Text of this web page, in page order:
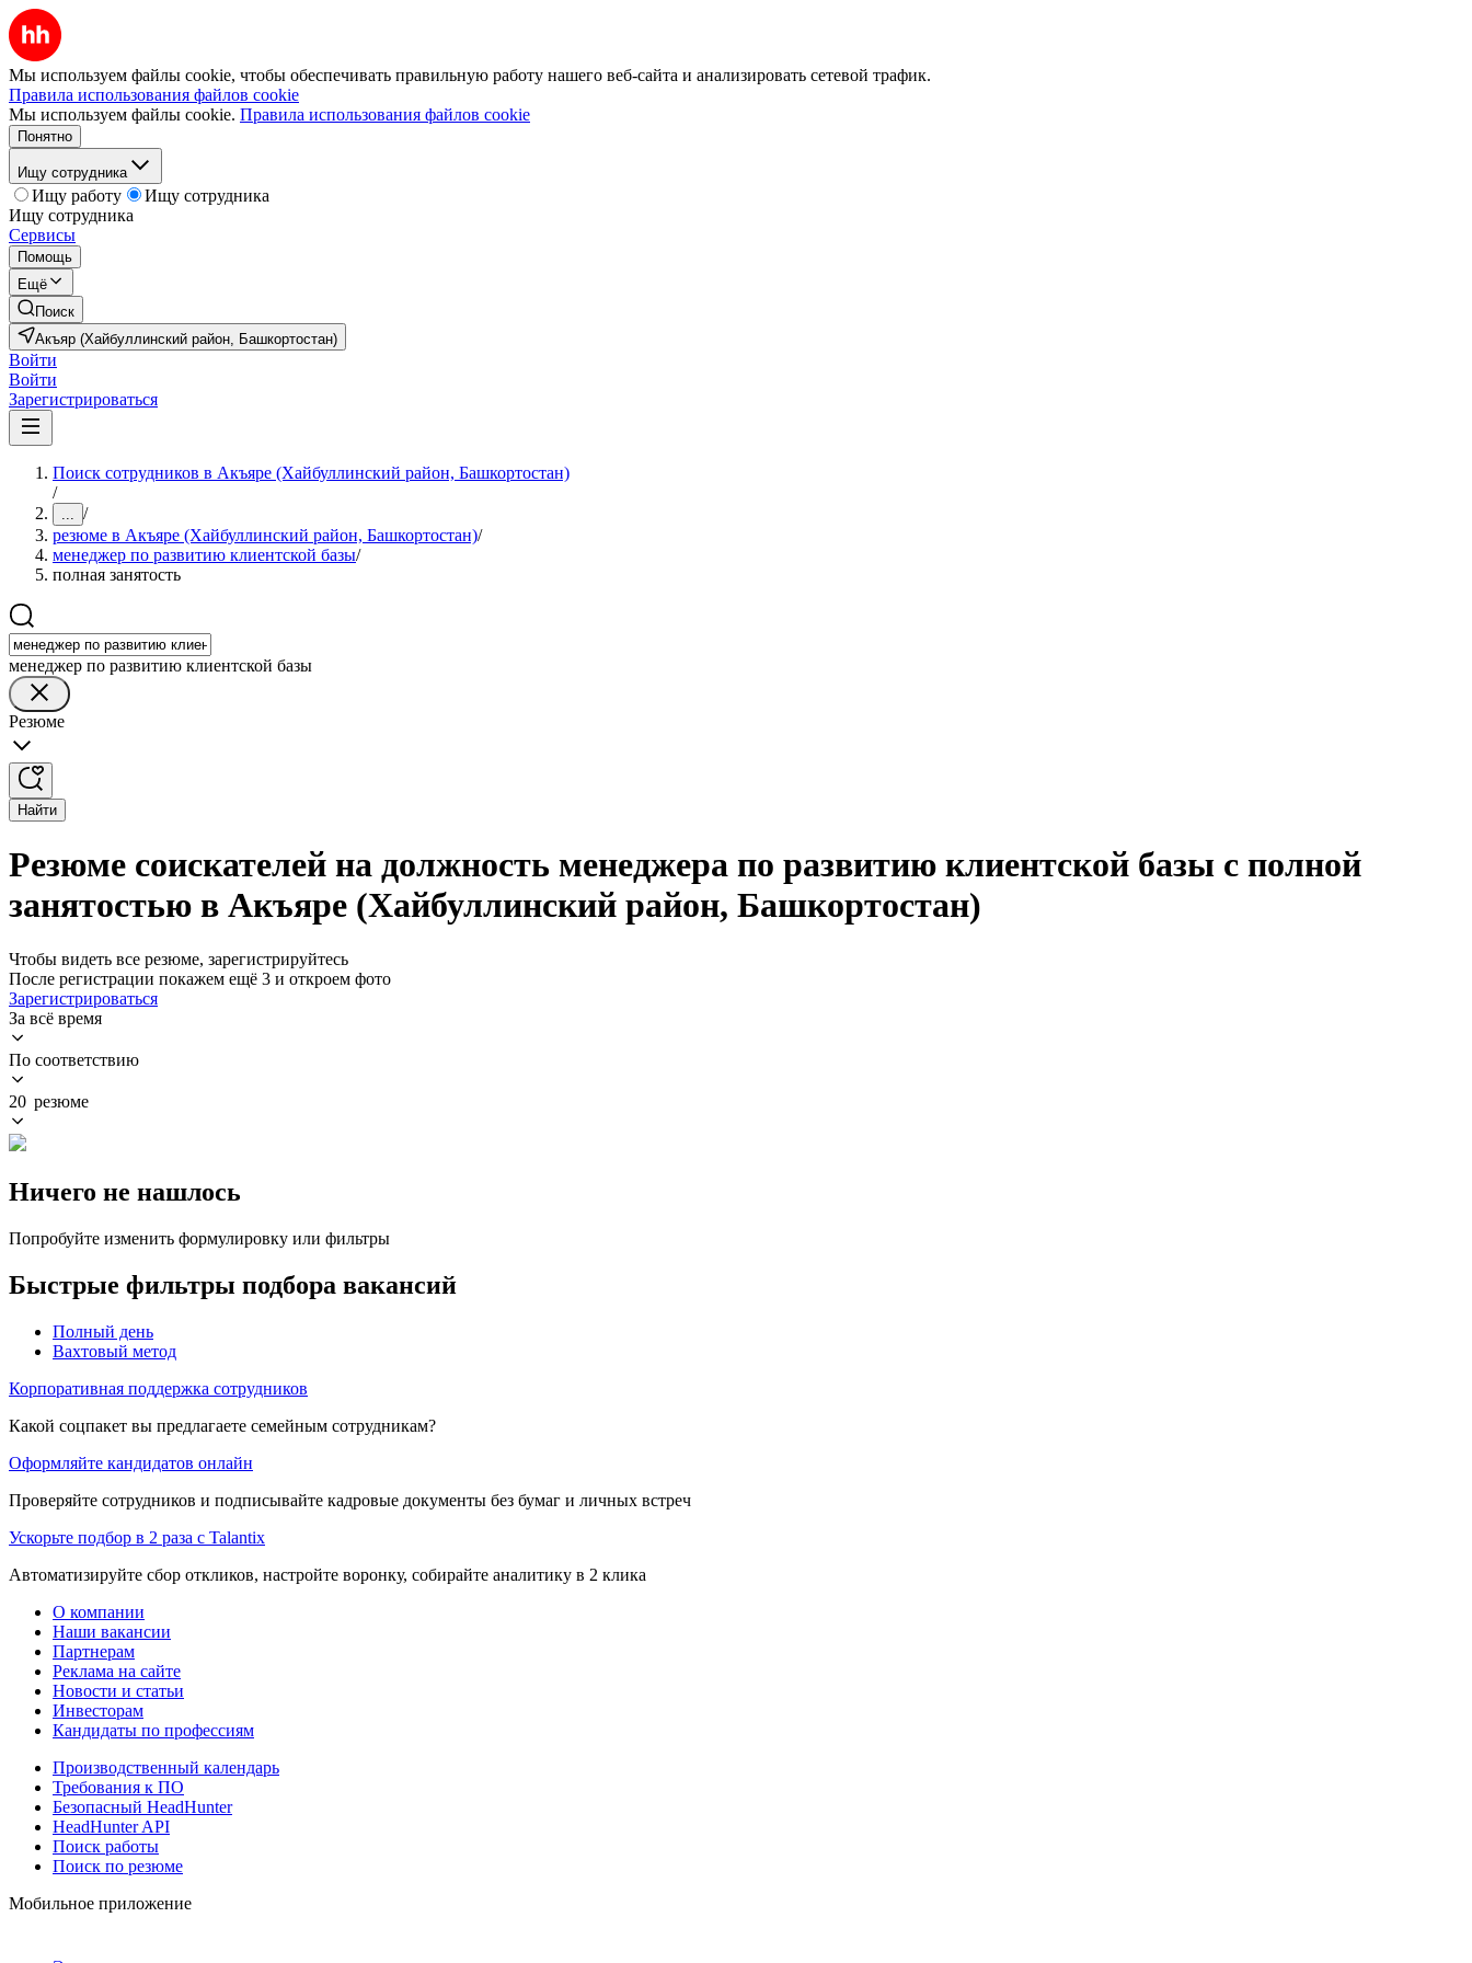
Мы используем файлы cookie, чтобы обеспечивать правильную работу нашего веб-сайта и анализировать сетевой трафик.
Правила использования файлов cookie
Мы используем файлы cookie. Правила использования файлов cookie
Понятно
Ищу сотрудника
Ищу работу
Ищу сотрудника
Ищу сотрудника
Сервисы
Помощь
Ещё
Поиск
Акъяр (Хайбуллинский район, Башкортостан)
Войти
Войти
Зарегистрироваться
Поиск сотрудников в Акъяре (Хайбуллинский район, Башкортостан)
/
... /
резюме в Акъяре (Хайбуллинский район, Башкортостан)/
менеджер по развитию клиентской базы/
полная занятость
менеджер по развитию клиентской базы
Резюме
Найти
Резюме соискателей на должность менеджера по развитию клиентской базы с полной
занятостью в Акъяре (Хайбуллинский район, Башкортостан)
Чтобы видеть все резюме, зарегистрируйтесь
После регистрации покажем ещё 3 и откроем фото
Зарегистрироваться
За всё время
По соответствию
20 резюме
Ничего не нашлось
Попробуйте изменить формулировку или фильтры
Быстрые фильтры подбора вакансий
Полный день
Вахтовый метод
Корпоративная поддержка сотрудников
Какой соцпакет вы предлагаете семейным сотрудникам?
Оформляйте кандидатов онлайн
Проверяйте сотрудников и подписывайте кадровые документы без бумаг и личных встреч
Ускорьте подбор в 2 раза с Talantix
Автоматизируйте сбор откликов, настройте воронку, собирайте аналитику в 2 клика
О компании
Наши вакансии
Партнерам
Реклама на сайте
Новости и статьи
Инвесторам
Кандидаты по профессиям
Производственный календарь
Требования к ПО
Безопасный HeadHunter
HeadHunter API
Поиск работы
Поиск по резюме
Мобильное приложение